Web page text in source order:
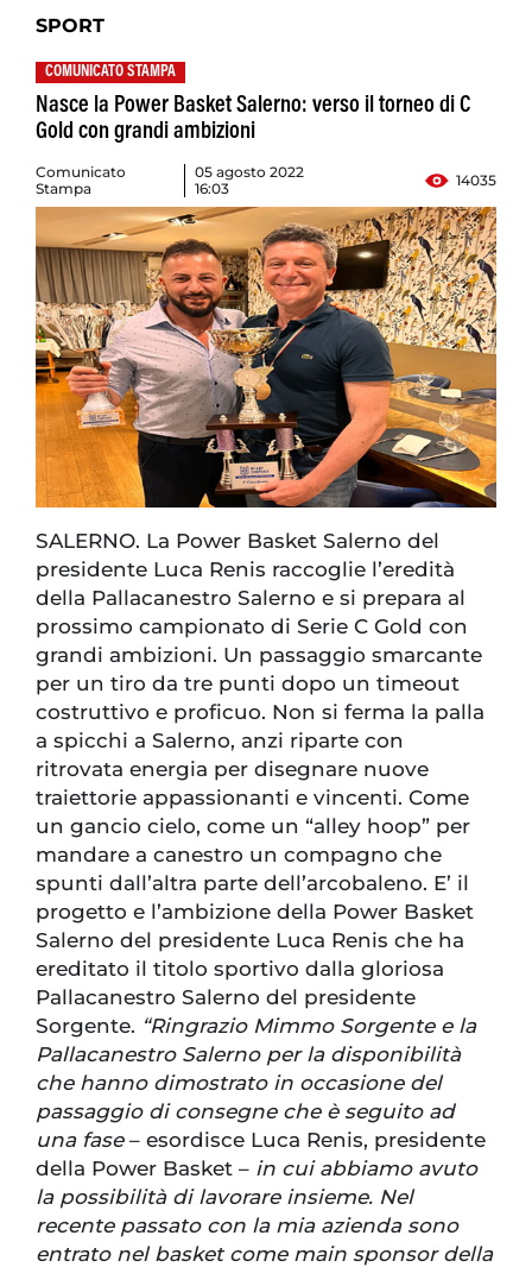
SPORT
COMUNICATO STAMPA
Nasce la Power Basket Salerno: verso il torneo di C
Gold con grandi ambizioni
Comunicato
Stampa
05 agosto 2022
16:03
14035
SALERNO. La Power Basket Salerno del
presidente Luca Renis raccoglie l’eredità
della Pallacanestro Salerno e si prepara al
prossimo campionato di Serie C Gold con
grandi ambizioni. Un passaggio smarcante
per un tiro da tre punti dopo un timeout
costruttivo e proficuo. Non si ferma la palla
a spicchi a Salerno, anzi riparte con
ritrovata energia per disegnare nuove
traiettorie appassionanti e vincenti. Come
un gancio cielo, come un “alley hoop” per
mandare a canestro un compagno che
spunti dall’altra parte dell’arcobaleno. E’ il
progetto e l’ambizione della Power Basket
Salerno del presidente Luca Renis che ha
ereditato il titolo sportivo dalla gloriosa
Pallacanestro Salerno del presidente
Sorgente. “Ringrazio Mimmo Sorgente e la
Pallacanestro Salerno per la disponibilità
che hanno dimostrato in occasione del
passaggio di consegne che è seguito ad
una fase– esordisce Luca Renis, presidente
della Power Basket – in cui abbiamo avuto
la possibilità di lavorare insieme. Nel
recente passato con la mia azienda sono
entrato nel basket come main sponsor della